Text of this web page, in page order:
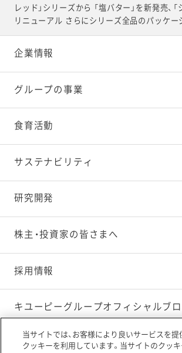
レッド」シリーズから 「塩バター」を新発売、
リニューアル さらにシリーズ全品のパッケー
企業情報
グループの事業
食育活動
サステナビリティ
研究開発
株主・投資家の皆さまへ
採用情報
キユーピーグループオフィシャルブ
ニュースリリース
当サイトでは、お客様により良いサービスを提
クッキーを利用しています。当サイトのクッ